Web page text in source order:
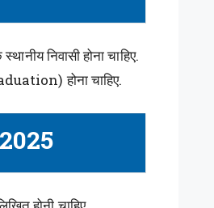
निवासी होना चाहिए.
होना चाहिए.